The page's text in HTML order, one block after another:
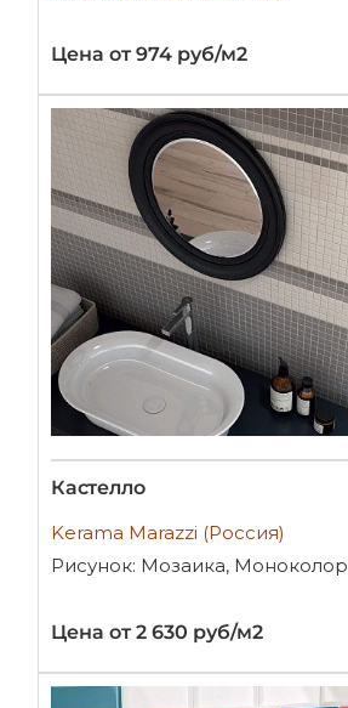
Цена от 974 руб/м2
Кастелло
Kerama Marazzi (Россия)
Рисунок: Мозаика, Моноколор
Цена от 2 630 руб/м2